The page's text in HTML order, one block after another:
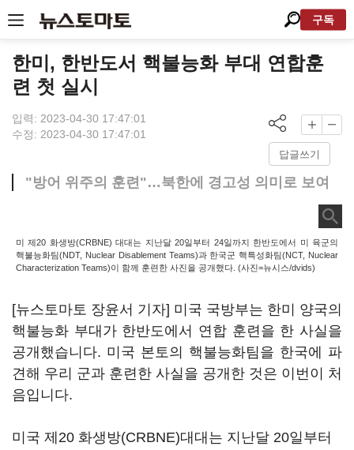
구독
한미, 한반도서 핵불능화 부대 연합훈
련 첫 실시
입력: 2023-04-30 17:47:01
수정: 2023-04-30 17:47:01
답글쓰기
"방어 위주의 훈련"…북한에 경고성 의미로 보여
미 제20 화생방(CRBNE) 대대는 지난달 20일부터 24일까지 한반도에서 미 육군의
핵불능화팀(NDT, Nuclear Disablement Teams)과 한국군 핵특성화팀(NCT, Nuclear
Characterization Teams)이 함께 훈련한 사진을 공개했다. (사진=뉴시스/dvids)
[뉴스토마토 장윤서 기자] 미국 국방부는 한미 양국의
핵불능화 부대가 한반도에서 연합 훈련을 한 사실을
공개했습니다. 미국 본토의 핵불능화팀을 한국에 파
견해 우리 군과 훈련한 사실을 공개한 것은 이번이 처
음입니다.
미국 제20 화생방(CRBNE)대대는 지난달 20일부터